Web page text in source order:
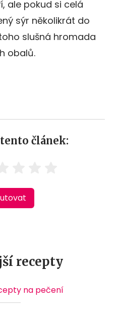
ale pokud si celá
sýr několikrát do
slušná hromada
obalů.
článek:
recepty
na pečení